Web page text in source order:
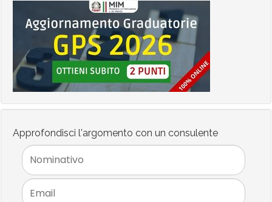
Approfondisci l'argomento con un consulente